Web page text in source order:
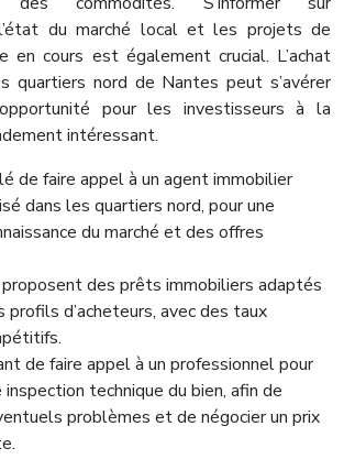
l’état du marché local et les projets de
en cours est également crucial. L’achat
quartiers nord de Nantes peut s’avérer
pour les investisseurs à la
intéressant.
de faire appel à un agent immobilier
dans les quartiers nord, pour une
du marché et des offres
des prêts immobiliers adaptés
profils d’acheteurs, avec des taux
de faire appel à un professionnel pour
technique du bien, afin de
problèmes et de négocier un prix